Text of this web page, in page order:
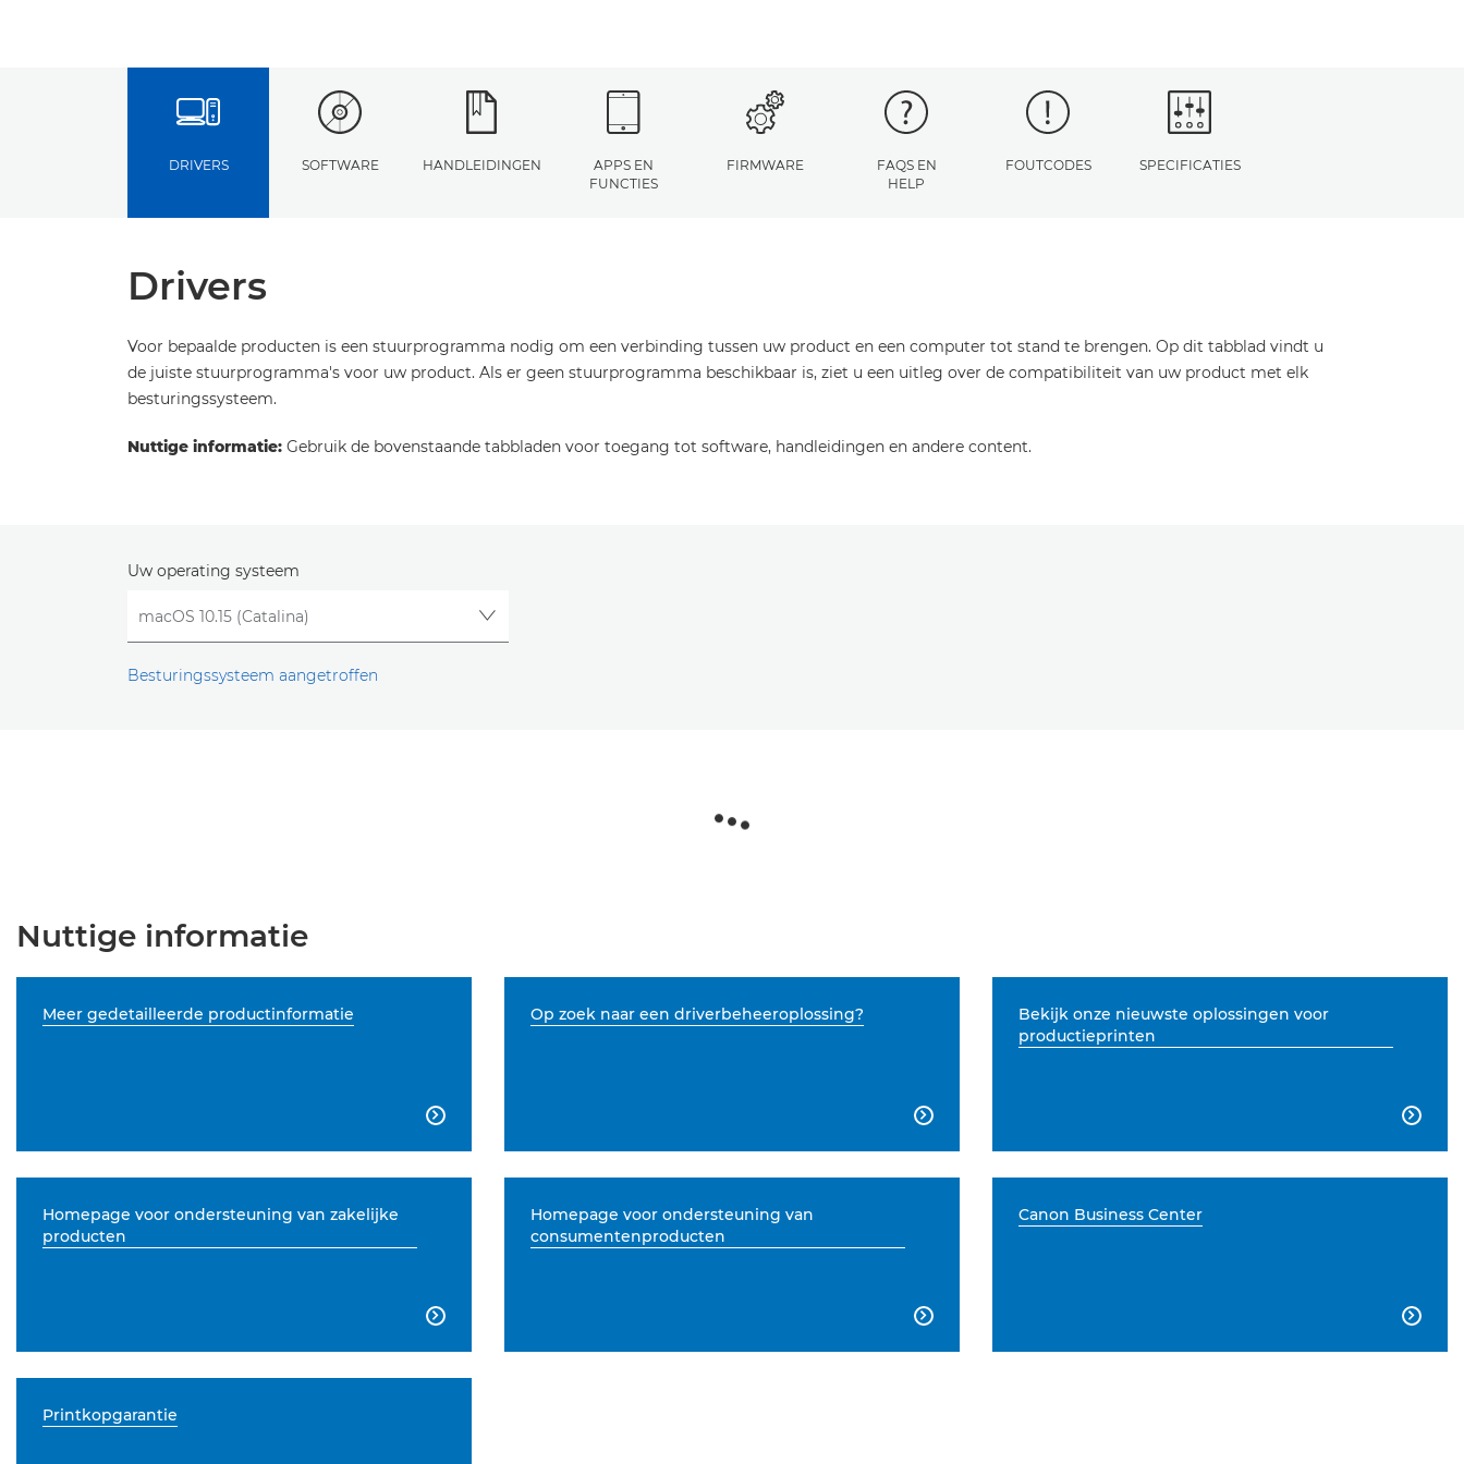
DRIVERS SOFTWARE HANDLEIDINGEN
APPS EN
FUNCTIES
FIRMWARE
FAQS EN
HELP
FOUTCODES SPECIFICATIES
Drivers
Voor bepaalde producten is een stuurprogramma nodig om een verbinding tussen uw product en een computer tot stand te brengen. Op dit tabblad vindt u
de juiste stuurprogramma's voor uw product. Als er geen stuurprogramma beschikbaar is, ziet u een uitleg over de compatibiliteit van uw product met elk
besturingssysteem.
Nuttige informatie: Gebruik de bovenstaande tabbladen voor toegang tot software, handleidingen en andere content.
Uw operating systeem
Besturingssysteem aangetroffen
Nuttige informatie
Meer gedetailleerde productinformatie

Op zoek naar een driverbeheeroplossing?

Bekijk onze nieuwste oplossingen voor
productieprinten

Homepage voor ondersteuning van zakelijke
producten

Homepage voor ondersteuning van
consumentenproducten

Canon Business Center

Printkopgarantie